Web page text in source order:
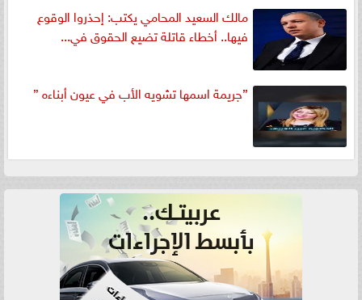
مالك السعيد المحامي يكتب: إحذروا الوقوع
فيها.. أخطاء قاتلة تضيع الحقوق في...
”جريمة اسمها تشويه الأب في عيون أبناءه ”